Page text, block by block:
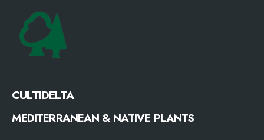
CULTIDELTA
MEDITERRANEAN & NATIVE PLANTS